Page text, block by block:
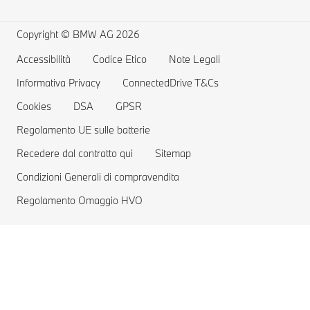
Richiamo airbag Takata
Offerte BMW
Prenota un Test Drive
Home Charging
Gamma auto elettriche
Costi delle auto elettriche
Vetture Plug-in Hybrid
Copyright © BMW AG 2026
Accessibilità
Codice Etico
Note Legali
Informativa Privacy
ConnectedDrive T&Cs
Cookies
DSA
GPSR
Regolamento UE sulle batterie
Recedere dal contratto qui
Sitemap
Condizioni Generali di compravendita
Regolamento Omaggio HVO